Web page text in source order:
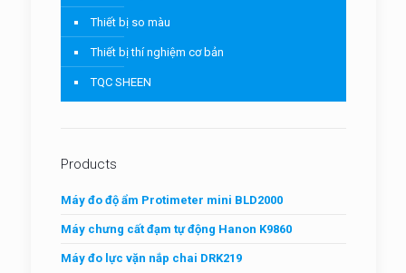
Thiết bị so màu
Thiết bị thí nghiệm cơ bản
TQC SHEEN
Products
Máy đo độ ẩm Protimeter mini BLD2000
Máy chưng cất đạm tự động Hanon K9860
Máy đo lực vặn nắp chai DRK219